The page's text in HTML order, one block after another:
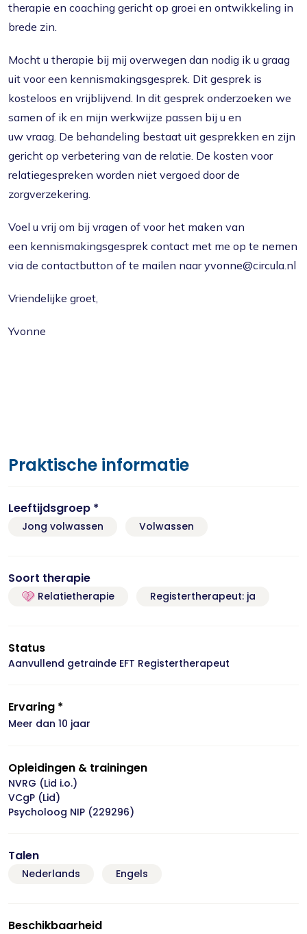
therapie en coaching gericht op groei en ontwikkeling in
brede zin.
Mocht u therapie bij mij overwegen dan nodig ik u graag
uit voor een kennismakingsgesprek. Dit gesprek is
kosteloos en vrijblijvend. In dit gesprek onderzoeken we
samen of ik en mijn werkwijze passen bij u en
uw vraag. De behandeling bestaat uit gesprekken en zijn
gericht op verbetering van de relatie. De kosten voor
relatiegespreken worden niet vergoed door de
zorgverzekering.
Voel u vrij om bij vragen of voor het maken van
een kennismakingsgesprek contact met me op te nemen
via de contactbutton of te mailen naar yvonne@circula.nl
Vriendelijke groet,
Yvonne
Praktische informatie
Leeftijdsgroep *
Jong volwassen Volwassen
Soort therapie
Relatietherapie Registertherapeut: ja
Status
Aanvullend getrainde EFT Registertherapeut
Ervaring *
Meer dan 10 jaar
Opleidingen & trainingen
NVRG (Lid i.o.)
VCgP (Lid)
Psycholoog NIP (229296)
Talen
Nederlands Engels
Beschikbaarheid